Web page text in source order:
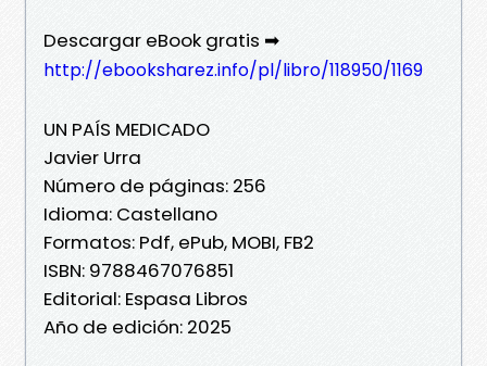
Descargar eBook gratis ➡
http://ebooksharez.info/pl/libro/118950/1169
UN PAÍS MEDICADO
Javier Urra
Número de páginas: 256
Idioma: Castellano
Formatos: Pdf, ePub, MOBI, FB2
ISBN: 9788467076851
Editorial: Espasa Libros
Año de edición: 2025